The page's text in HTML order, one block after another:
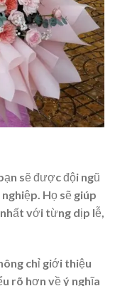
sẽ được đội ngũ
Họ sẽ giúp
với từng dịp lễ,
chỉ giới thiệu
rõ hơn về ý nghĩa